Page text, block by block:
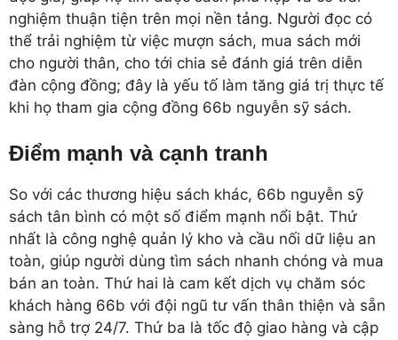
nghiệm thuận tiện trên mọi nền tảng. Người đọc có
thể trải nghiệm từ việc mượn sách, mua sách mới
cho người thân, cho tới chia sẻ đánh giá trên diễn
đàn cộng đồng; đây là yếu tố làm tăng giá trị thực tế
khi họ tham gia cộng đồng 66b nguyễn sỹ sách.
Điểm mạnh và cạnh tranh
So với các thương hiệu sách khác, 66b nguyễn sỹ
sách tân bình có một số điểm mạnh nổi bật. Thứ
nhất là công nghệ quản lý kho và cầu nối dữ liệu an
toàn, giúp người dùng tìm sách nhanh chóng và mua
bán an toàn. Thứ hai là cam kết dịch vụ chăm sóc
khách hàng 66b với đội ngũ tư vấn thân thiện và sẵn
sàng hỗ trợ 24/7. Thứ ba là tốc độ giao hàng và cập